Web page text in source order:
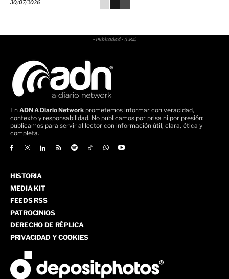
30/07/2026
- Publicidad - (LB4)
En ADN A Diario Network prometemos informar con veracidad,
contexto y responsabilidad. No publicamos por prisa ni por presión:
publicamos para servir al lector con información útil, clara, ética y
completa.
HISTORIA
MEDIA KIT
FEEDS RSS
PATROCINIOS
DERECHO DE RÉPLICA
PRIVACIDAD Y COOKIES